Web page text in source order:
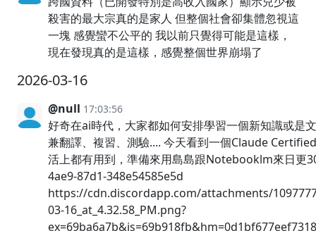
殺害的最大宗真的是家人 但整個社會卻集體忽視這
一塊 感覺蠻不公平的 我以前只覺得可能是這樣，
現在發現真的是這樣，感覺整個世界崩塌了
2026-03-16
@null 17:03:56
好奇在ai時代，大家都如何安排學習一個新知識或
兼翻譯、複習、測驗.... 今天看到一個Claude
活上都有用到，準備來用島島跟Notebooklm來日
4ae9-87d1-348e54585e5d
https://cdn.discordapp.com/attachments/
03-16_at_4.32.58_PM.png?